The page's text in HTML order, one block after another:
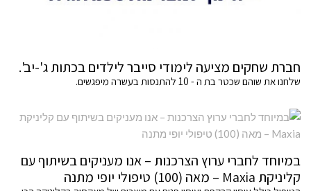
חברת שחקים מציעה לימודי סייבר לילדים בכתות ג'-יב'.
שלחנו את שוהם שכטר בת ה - 10 להתנסות בעשרה מיפגשים.
במיוחד לחברי ערוץ הצרכנות – אנו מעניקים בשיתוף עם
קליניקת Maxia – מאה (100) טיפולי יופי מתנה